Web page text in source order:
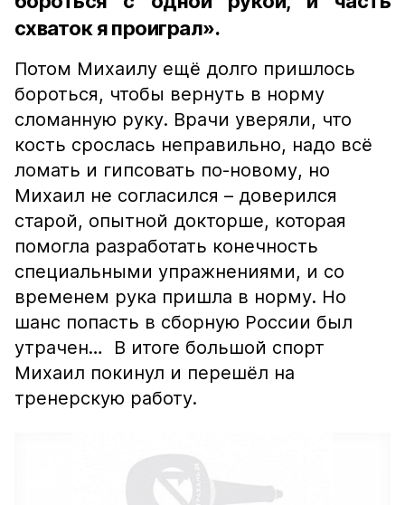
схваток я проиграл».
Потом Михаилу ещё долго пришлось
бороться, чтобы вернуть в норму
сломанную руку. Врачи уверяли, что
кость срослась неправильно, надо всё
ломать и гипсовать по-новому, но
Михаил не согласился – доверился
старой, опытной докторше, которая
помогла разработать конечность
специальными упражнениями, и со
временем рука пришла в норму. Но
шанс попасть в сборную России был
утрачен… В итоге большой спорт
Михаил покинул и перешёл на
тренерскую работу.